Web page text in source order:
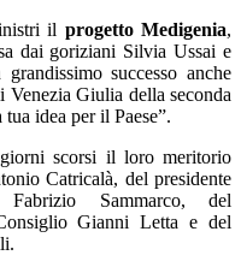
il progetto Medigenia,
dai goriziani Silvia Ussai e
successo anche
Giulia della seconda
idea per il Paese”.
scorsi il loro meritorio
Catricalà, del presidente
Sammarco, del
Gianni Letta e del